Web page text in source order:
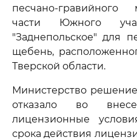
песчано-гравийного
части Южного
"Заднепольское" для
щебень,
Тверской области.
Министерство
отказало во
лицензионные
срока действия